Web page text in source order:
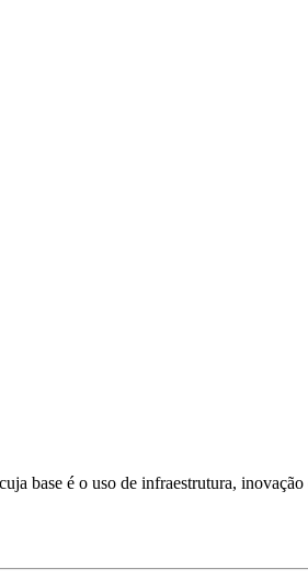
base é o uso de infraestrutura,